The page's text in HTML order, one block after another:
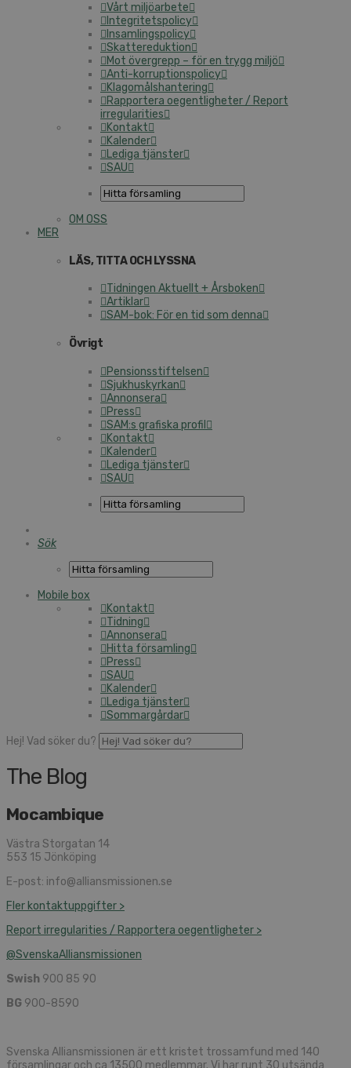
Vårt miljöarbete
Integritetspolicy
Insamlingspolicy
Skattereduktion
Mot övergrepp – för en trygg miljö
Anti-korruptionspolicy
Klagomålshantering
Rapportera oegentligheter / Report
irregularities
Kontakt
Kalender
Lediga tjänster
SAU
OM OSS
MER
LÄS, TITTA OCH LYSSNA
Tidningen Aktuellt + Årsboken
Artiklar
SAM-bok: För en tid som denna
Övrigt
Pensionsstiftelsen
Sjukhuskyrkan
Annonsera
Press
SAM:s grafiska profil
Kontakt
Kalender
Lediga tjänster
SAU
Sök
Mobile box
Kontakt
Tidning
Annonsera
Hitta församling
Press
SAU
Kalender
Lediga tjänster
Sommargårdar
Hej! Vad söker du?
The Blog
Mocambique
Västra Storgatan 14
553 15 Jönköping
E-post: info@alliansmissionen.se
Fler kontaktuppgifter >
Report irregularities / Rapportera oegentligheter >
@SvenskaAlliansmissionen
Swish 900 85 90
BG 900-8590
Svenska Alliansmissionen är ett kristet trossamfund med 140